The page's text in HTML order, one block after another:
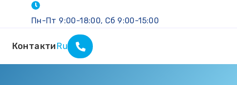
Пн-Пт 9:00-18:00, Сб 9:00-15:00
КонтактиRu